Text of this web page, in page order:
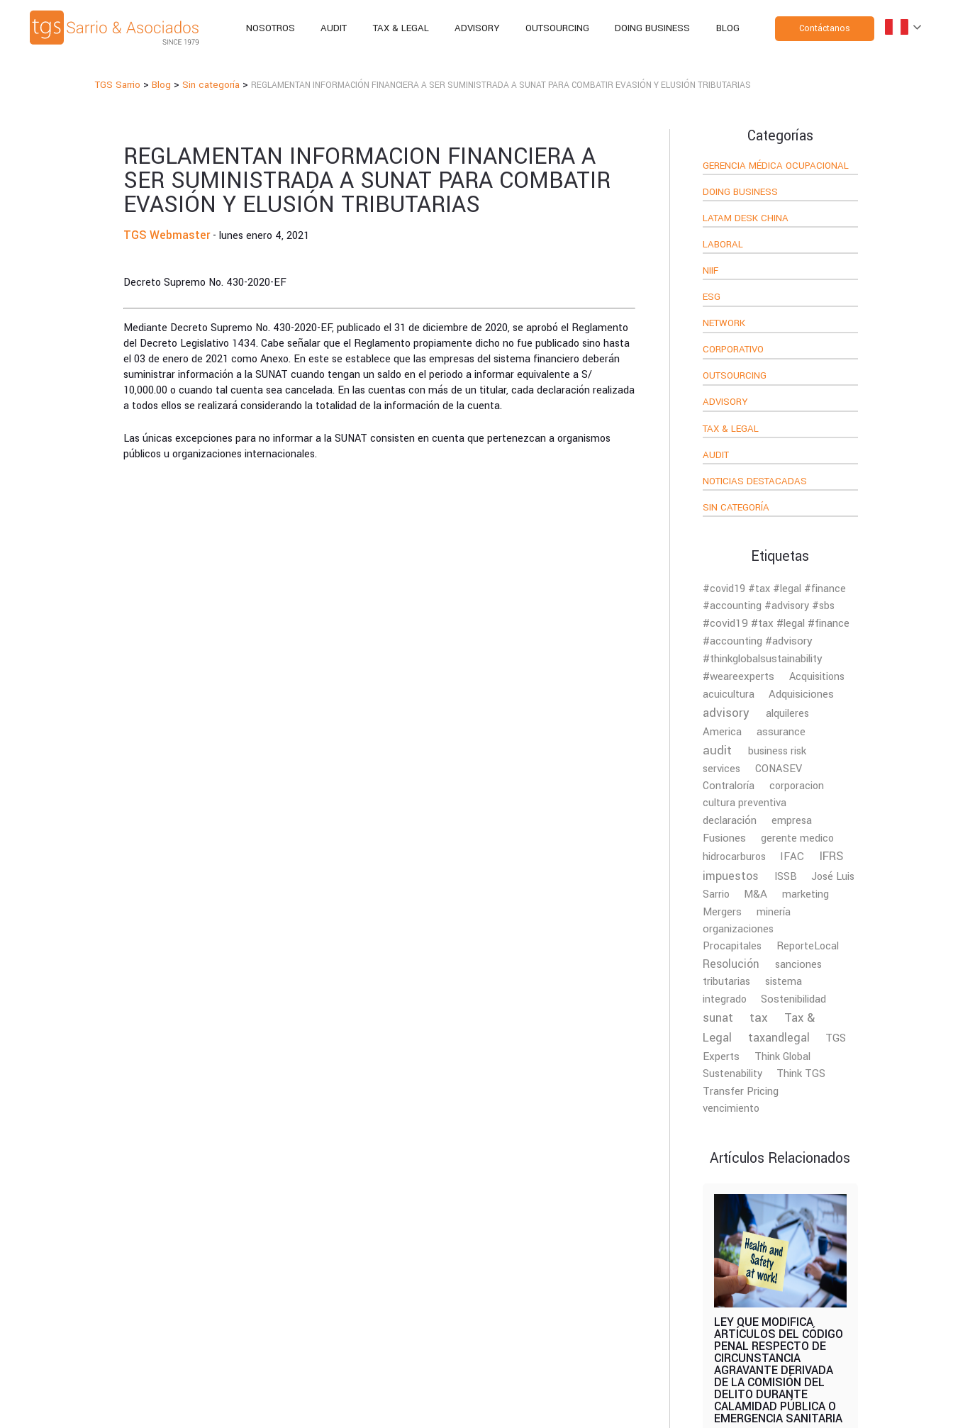
NOSOTROS AUDIT TAX & LEGAL ADVISORY OUTSOURCING DOING BUSINESS BLOG Contáctanos
TGS Sarrio >Blog >Sin categoría > REGLAMENTAN INFORMACIÓN FINANCIERA A SER SUMINISTRADA A SUNAT PARA COMBATIR EVASIÓN Y ELUSIÓN TRIBUTARIAS
REGLAMENTAN INFORMACIÓN FINANCIERA A
SER SUMINISTRADA A SUNAT PARA COMBATIR
EVASIÓN Y ELUSIÓN TRIBUTARIAS
TGS Webmaster- lunes enero 4, 2021
Decreto Supremo No. 430-2020-EF
Mediante Decreto Supremo No. 430-2020-EF, publicado el 31 de diciembre de 2020, se aprobó el Reglamento
del Decreto Legislativo 1434. Cabe señalar que el Reglamento propiamente dicho no fue publicado sino hasta
el 03 de enero de 2021 como Anexo. En este se establece que las empresas del sistema financiero deberán
suministrar información a la SUNAT cuando tengan un saldo en el periodo a informar equivalente a S/
10,000.00 o cuando tal cuenta sea cancelada. En las cuentas con más de un titular, cada declaración realizada
a todos ellos se realizará considerando la totalidad de la información de la cuenta.
Las únicas excepciones para no informar a la SUNAT consisten en cuenta que pertenezcan a organismos
públicos u organizaciones internacionales.
Categorías
GERENCIA MÉDICA OCUPACIONAL
DOING BUSINESS
LATAM DESK CHINA
LABORAL
NIIF
ESG
NETWORK
CORPORATIVO
OUTSOURCING
ADVISORY
TAX & LEGAL
AUDIT
NOTICIAS DESTACADAS
SIN CATEGORÍA
Etiquetas
#covid19 #tax #legal #finance
#accounting #advisory #sbs
#covid19 #tax #legal #finance
#accounting #advisory
#thinkglobalsustainability
#weareexperts
Acquisitions
acuicultura
Adquisiciones
advisory alquileres
America assurance
audit
business risk
services
CONASEV
Contraloría
corporacion
cultura preventiva
declaración empresa
Fusiones
gerente medico
hidrocarburos
IFAC IFRS
impuestos ISSB
José Luis
Sarrio
M&A marketing
Mergers
minería
organizaciones
Procapitales
ReporteLocal
Resolución
sanciones
tributarias
sistema
integrado
Sostenibilidad
sunat tax
Tax &
Legal
taxandlegal
TGS
Experts
Think Global
Sustenability
Think TGS
Transfer Pricing
vencimiento
Artículos Relacionados
LEY QUE MODIFICA
ARTÍCULOS DEL CÓDIGO
PENAL RESPECTO DE
CIRCUNSTANCIA
AGRAVANTE DERIVADA
DE LA COMISIÓN DEL
DELITO DURANTE
CALAMIDAD PÚBLICA O
EMERGENCIA SANITARIA